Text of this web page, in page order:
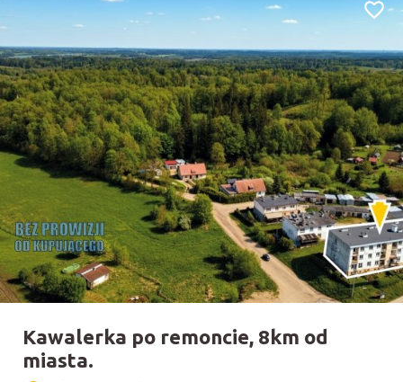
Kawalerka po remoncie, 8km od
miasta.